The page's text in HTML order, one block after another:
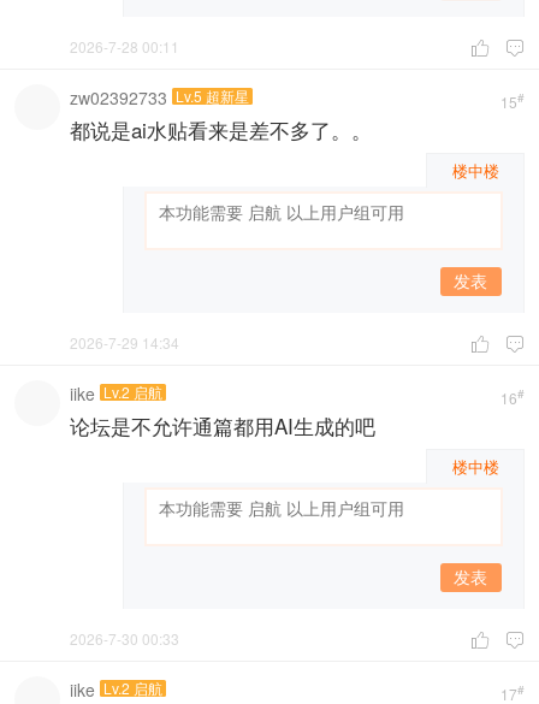
 
2026-7-28 00:11
15#
zw02392733 Lv.5 超新星
都说是ai水贴看来是差不多了。。
楼中楼
发表
 
2026-7-29 14:34
16#
iike Lv.2 启航
论坛是不允许通篇都用AI生成的吧
楼中楼
发表
 
2026-7-30 00:33
17#
iike Lv.2 启航